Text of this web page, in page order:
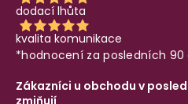
dodací lhůta
kvalita komunikace
*hodnocení za posledních 90
Zákazníci u obchodu v